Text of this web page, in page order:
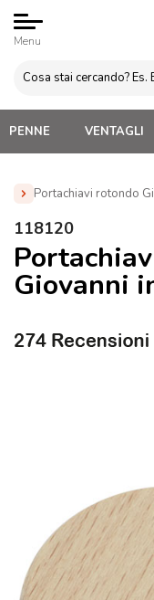
Menu
PENNE VENTAGLI
Portachiavi rotondo
Home »
(118120)
118120
Giovanni